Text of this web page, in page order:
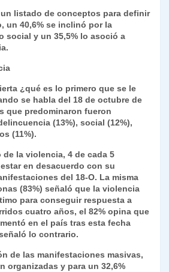
listado de conceptos para definir
un 40,6% se inclinó por la
social y un 35,5% lo asoció a
¿qué es lo primero que se le
se habla del 18 de octubre de
que predominaron fueron
(13%), social (12%),
(11%).
la violencia, 4 de cada 5
en desacuerdo con su
del 18-O. La misma
(83%) señaló que la violencia
para conseguir respuesta a
cuatro años, el 82% opina que
en el país tras esta fecha
lo contrario.
de las manifestaciones masivas,
organizadas y para un 32,6%